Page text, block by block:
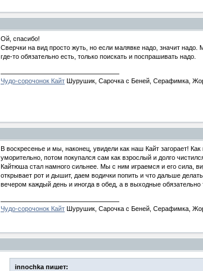
Ой, спасибо!
Сверчки на вид просто жуть, но если малявке надо, значит
где-то обязательно есть, только поискать и поспрашивать надо.
Чудо-сорочонок Кайт Шурушик, Сарочка с Беней, Серафимка,
В воскресенье и мы, наконец, увидели как наш Кайт загорает!
уморительно, потом покупался сам как взрослый и долго
Кайтюша стал намного сильнее. Мы с ним играемся и его сила,
открывает рот и дышит, даем водички попить и что дальше
вечером каждый день и иногда в обед, а в выходные обязательно
Чудо-сорочонок Кайт Шурушик, Сарочка с Беней, Серафимка,
innochka пишет: